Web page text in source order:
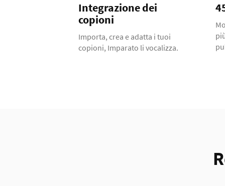
Integrazione dei
copioni
Importa, crea e adatta i tuoi
copioni, Imparato li vocalizza.